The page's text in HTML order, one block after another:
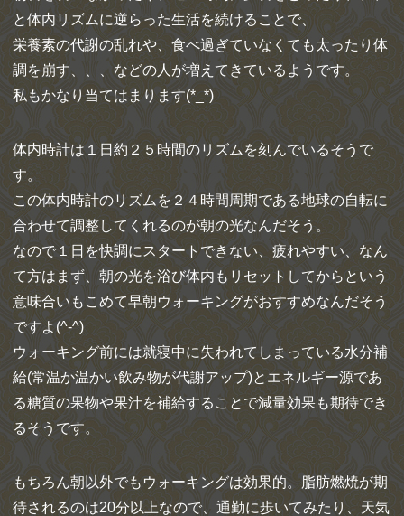
と体内リズムに逆らった生活を続けることで、
栄養素の代謝の乱れや、食べ過ぎていなくても太ったり体
調を崩す、、、などの人が増えてきているようです。
私もかなり当てはまります(*_*)
体内時計は１日約２５時間のリズムを刻んでいるそうで
す。
この体内時計のリズムを２４時間周期である地球の自転に
合わせて調整してくれるのが朝の光なんだそう。
なので１日を快調にスタートできない、疲れやすい、なん
て方はまず、朝の光を浴び体内もリセットしてからという
意味合いもこめて早朝ウォーキングがおすすめなんだそう
ですよ(^-^)
ウォーキング前には就寝中に失われてしまっている水分補
給(常温か温かい飲み物が代謝アップ)とエネルギー源であ
る糖質の果物や果汁を補給することで減量効果も期待でき
るそうです。
もちろん朝以外でもウォーキングは効果的。脂肪燃焼が期
待されるのは20分以上なので、通勤に歩いてみたり、天気